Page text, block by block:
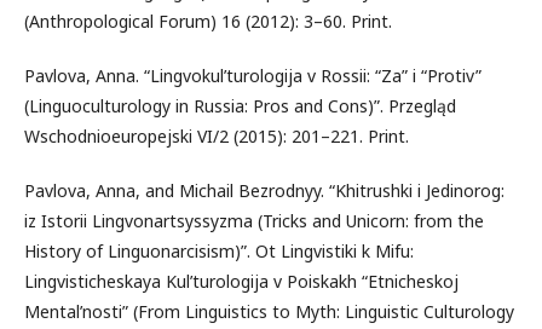
(Anthropological Forum) 16 (2012): 3–60. Print.
Pavlova, Anna. “Lingvokul’turologija v Rossii: “Za” i “Protiv”
(Linguoculturology in Russia: Pros and Cons)”. Przegląd
Wschodnioeuropejski VI/2 (2015): 201–221. Print.
Pavlova, Anna, and Michail Bezrodnyy. “Khitrushki i Jedinorog:
iz Istorii Lingvonartsyssyzma (Tricks and Unicorn: from the
History of Linguonarcisism)”. Ot Lingvistiki k Mifu:
Lingvisticheskaya Kul’turologija v Poiskakh “Etnicheskoj
Mental’nosti” (From Linguistics to Myth: Linguistic Culturology